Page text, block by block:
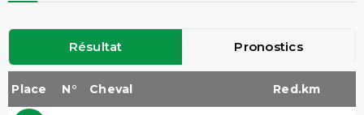
Résultat Pronostics
Place N° Cheval Red.km